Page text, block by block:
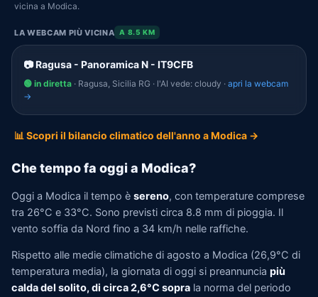
vicina a Modica.
LA WEBCAM PIÙ VICINA A 8.5 KM
📷 Ragusa - Panoramica N - IT9CFB
🟢 in diretta · Ragusa, Sicilia RG · l'AI vede: cloudy · apri la webcam
→
📊 Scopri il bilancio climatico dell'anno a Modica →
Che tempo fa oggi a Modica?
Oggi a Modica il tempo è sereno, con temperature comprese
tra 26°C e 33°C. Sono previsti circa 8.8 mm di pioggia. Il
vento soffia da Nord fino a 34 km/h nelle raffiche.
Rispetto alle medie climatiche di agosto a Modica (26,9°C di
temperatura media), la giornata di oggi si preannuncia più
calda del solito, di circa 2,6°C sopra la norma del periodo